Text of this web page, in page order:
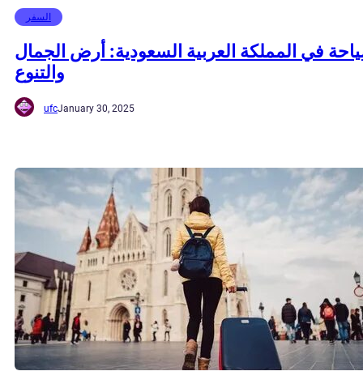
السفر
في المملكة العربية السعودية: أرض الجمال
والتنوع
ufcJanuary 30, 2025